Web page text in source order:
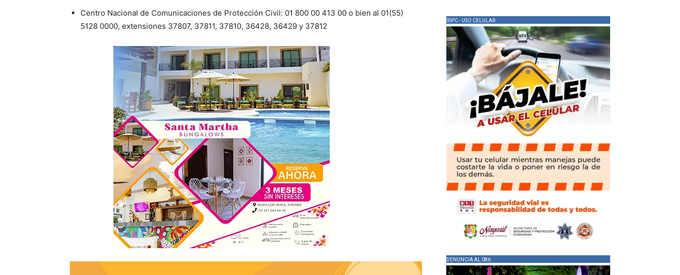
Centro Nacional de Comunicaciones de Protección Civil: 01 800 00 413 00 o bien al 01(55)
5128 0000, extensiones 37807, 37811, 37810, 36428, 36429 y 37812
SSPC - USO CELULAR
DENUNCIA AL 086